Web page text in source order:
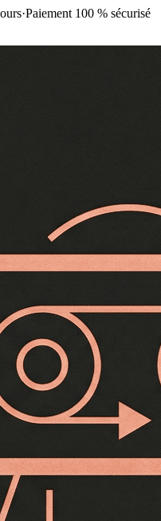
·Paiement 100 % sécurisé